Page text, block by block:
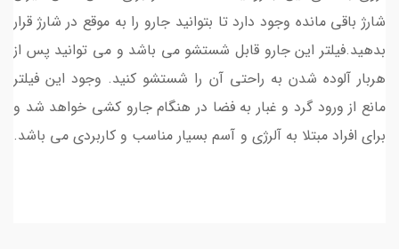
شارژ باقی مانده وجود دارد تا بتوانید جارو را به موقع در شارژ قرار
بدهید.فیلتر این جارو قابل شستشو می باشد و می توانید پس از
هربار آلوده شدن به راحتی آن را شستشو کنید. وجود این فیلتر
مانع از ورود گرد و غبار به فضا در هنگام جارو کشی خواهد شد و
برای افراد مبتلا به آلرژی و آسم بسیار مناسب و کاربردی می باشد.